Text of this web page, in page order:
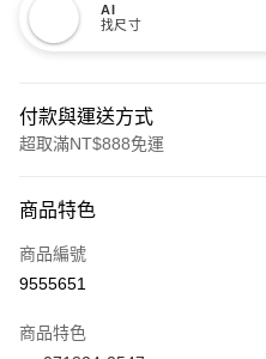
AI
找尺寸
付款與運送方式
超取滿NT$888免運
信用卡一次付款
信用卡分期付款
合作金庫商業銀行
商品特色
商品編號
9555651
商品特色